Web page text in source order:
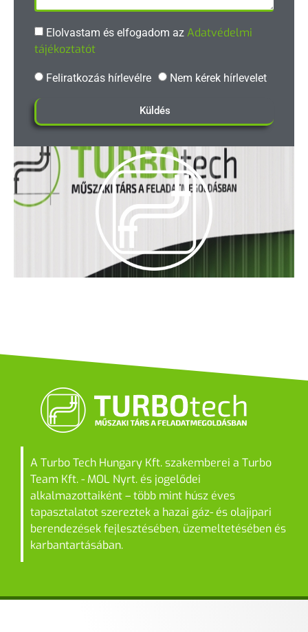
Elolvastam és elfogadom az Adatvédelmi
tájékoztatót
Feliratkozás hírlevélre Nem kérek hírlevelet
Küldés
A Turbo Tech Hungary Kft. szakemberei a Turbo
Team Kft. - MOL Nyrt. és jogelődei
alkalmazottaiként – több mint húsz éves
tapasztalatot szereztek a hazai gáz- és olajipari
berendezések fejlesztésében, üzemeltetésében és
karbantartásában.